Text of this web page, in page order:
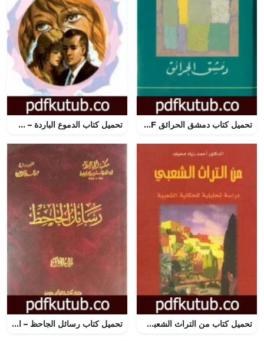
تحميل كتاب دمشق الحرائق PDF تأليف زكريا تامر مجانا [كامل] تحميل كتاب الدموع الباردة – سلسلة زهور PDF تأليف نبيل فاروق مجانا [كامل]
تحميل كتاب من التراث الشعبي – دراسة تحليلية للحكاية الشعبية PDF تأليف أحمد زياد محبك مجانا [كامل] تحميل كتاب رسائل الجاحظ – الجزء الثالث PDF تأليف عمرو بن بحر الجاحظ مجانا [كامل]